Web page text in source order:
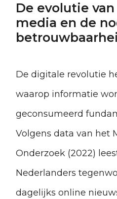
De evolutie
media en de
De digitale revolutie
waarop informatie
geconsumeerd
Volgens data van het
Onderzoek (2022)
Nederlanders
dagelijks online